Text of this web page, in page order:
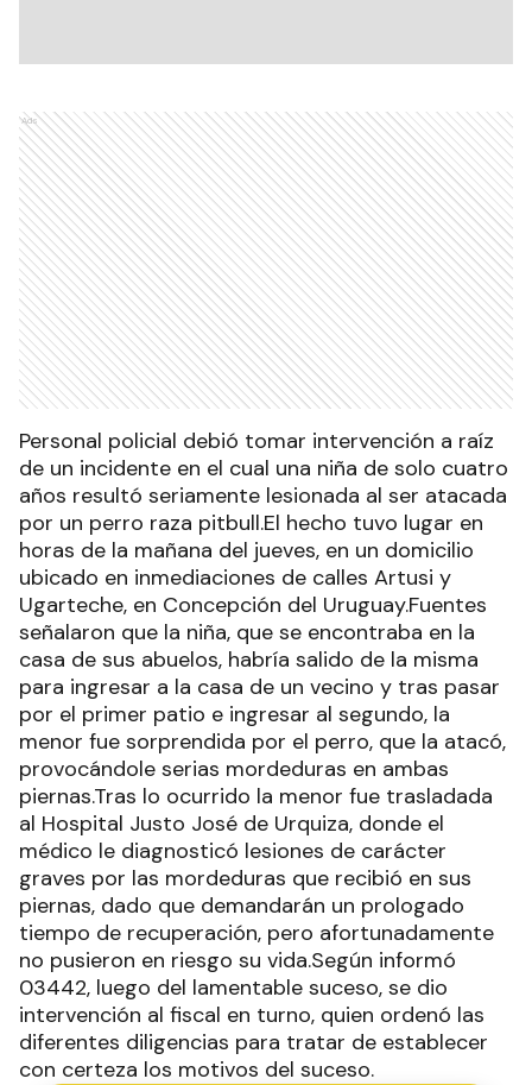
Ads
Personal policial debió tomar intervención a raíz
de un incidente en el cual una niña de solo cuatro
años resultó seriamente lesionada al ser atacada
por un perro raza pitbull.El hecho tuvo lugar en
horas de la mañana del jueves, en un domicilio
ubicado en inmediaciones de calles Artusi y
Ugarteche, en Concepción del Uruguay.Fuentes
señalaron que la niña, que se encontraba en la
casa de sus abuelos, habría salido de la misma
para ingresar a la casa de un vecino y tras pasar
por el primer patio e ingresar al segundo, la
menor fue sorprendida por el perro, que la atacó,
provocándole serias mordeduras en ambas
piernas.Tras lo ocurrido la menor fue trasladada
al Hospital Justo José de Urquiza, donde el
médico le diagnosticó lesiones de carácter
graves por las mordeduras que recibió en sus
piernas, dado que demandarán un prologado
tiempo de recuperación, pero afortunadamente
no pusieron en riesgo su vida.Según informó
03442, luego del lamentable suceso, se dio
intervención al fiscal en turno, quien ordenó las
diferentes diligencias para tratar de establecer
con certeza los motivos del suceso.